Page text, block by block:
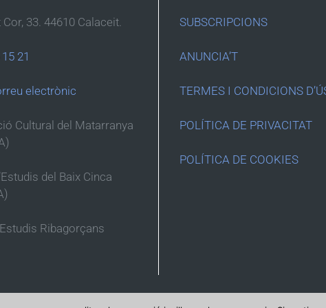
Cor, 33. 44610 Calaceit.
21
electrònic
Cultural del Matarranya
del Baix Cinca
Ribagorçans
SUBSCRIPCIONS
ANUNCIA’T
TERMES I CONDICIONS
POLÍTICA DE PRIVACITAT
POLÍTICA DE COOKIES